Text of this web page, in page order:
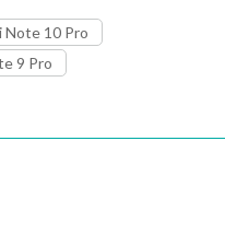
Note 10 Pro
9 Pro